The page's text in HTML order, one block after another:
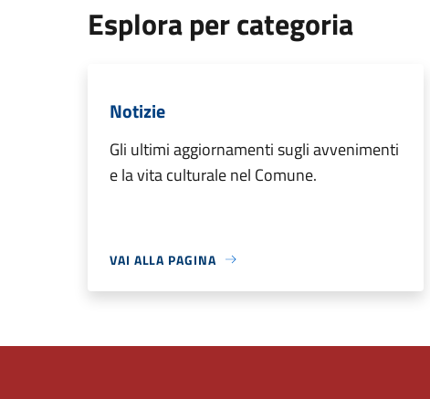
Esplora per categoria
Notizie
Gli ultimi aggiornamenti sugli avvenimenti
e la vita culturale nel Comune.
VAI ALLA PAGINA